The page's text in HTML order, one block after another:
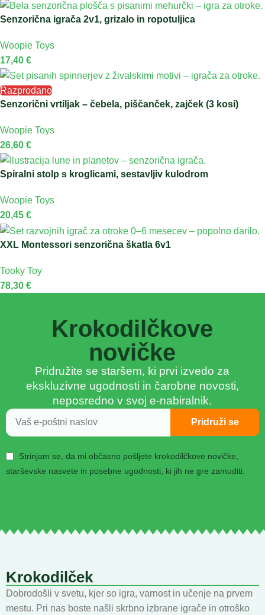
Senzorična igrača 2v1, grizalo in ropotuljica
Woopie Toys
17,40 €
Razprodano
Senzorični vrtiljak – čebela, piščanček, zajček (3 kosi)
Woopie Toys
26,60 €
Spiralni stolp s kroglicami, sestavljiv kulodrom
Woopie Toys
20,45 €
XXL Montessori senzorična škatla 6v1
Tooky Toy
78,30 €
Krokodilčkove
novičke
Pridružite se staršem, ki prvi izvedo za
ekskluzivne ugodnosti in čarobne novosti,
neposredno v svoj e-nabiralnik.
Strinjam se, da mi občasno pošljete krokodilčkove novičke,
starševske nasvete in posebne ugodnosti, ki jih ne gre zamuditi.
Pridruži se
Krokodilček
Dobrodošli v svetu, kjer so igra, varnost in učenje na prvem
mestu. Pri nas boste našli skrbno izbrane igrače in otroško